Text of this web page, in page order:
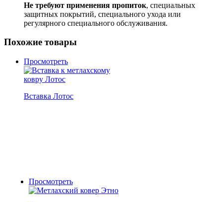
Не требуют применения пропиток, специальных
защитных покрытий, специального ухода или
регулярного специального обслуживания.
Похожие товары
Просмотреть
Вставка Лотос
Просмотреть